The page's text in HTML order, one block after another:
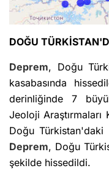
DOĞU
Deprem, Doğu
kasabasında
derinliğinde 7
Jeoloji
Doğu Türkistan'daki
Deprem, Doğu
şekilde hissedildi.